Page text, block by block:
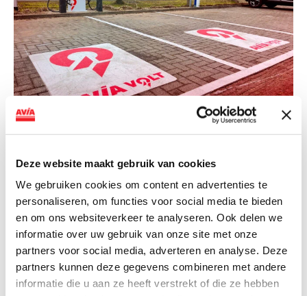
Deze website maakt gebruik van cookies
We gebruiken cookies om content en advertenties te
personaliseren, om functies voor social media te bieden
en om ons websiteverkeer te analyseren. Ook delen we
informatie over uw gebruik van onze site met onze
partners voor social media, adverteren en analyse. Deze
partners kunnen deze gegevens combineren met andere
informatie die u aan ze heeft verstrekt of die ze hebben
NIEUWS
landelijke uitrol van DC-
snellaadinfrastructuur
AVIA VOLT en Fletcher Hotels starten landelijke uitrol
van DC-snellaadinfrastructuur AVIA VOLT en...
Lees verder